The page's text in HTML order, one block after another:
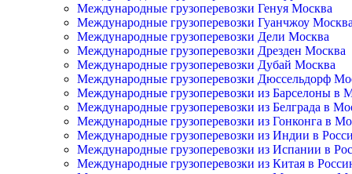
Международные грузоперевозки Генуя Москва
Международные грузоперевозки Гуанчжоу Москва
Международные грузоперевозки Дели Москва
Международные грузоперевозки Дрезден Москва
Международные грузоперевозки Дубай Москва
Международные грузоперевозки Дюссельдорф
Международные грузоперевозки из Барселоны в
Международные грузоперевозки из Белграда в
Международные грузоперевозки из Гонконга в
Международные грузоперевозки из Индии в
Международные грузоперевозки из Испании в
Международные грузоперевозки из Китая в